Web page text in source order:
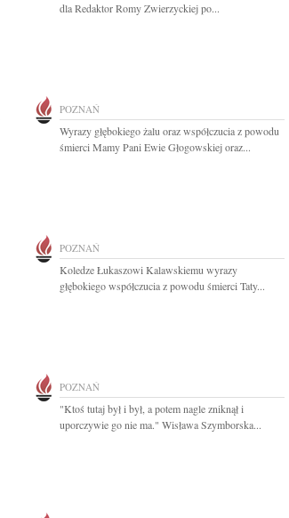
dla Redaktor Romy Zwierzyckiej po...
POZNAŃ
Wyrazy głębokiego żalu oraz współczucia z powodu
śmierci Mamy Pani Ewie Głogowskiej oraz...
POZNAŃ
Koledze Łukaszowi Kalawskiemu wyrazy
głębokiego współczucia z powodu śmierci Taty...
POZNAŃ
"Ktoś tutaj był i był, a potem nagle zniknął i
uporczywie go nie ma." Wisława Szymborska...